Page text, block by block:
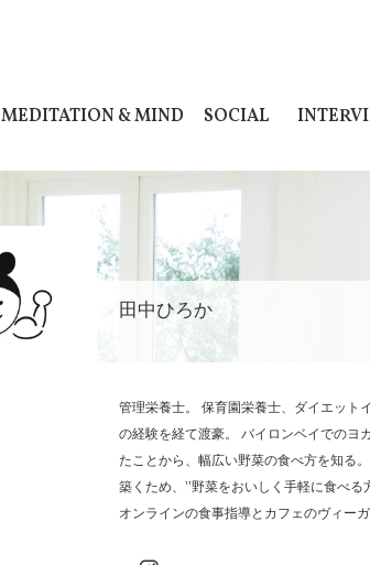
MEDITATION & MIND SOCIAL
田中ひろか
管理栄養士。 保育園栄養士、ダイエット
の経験を経て渡豪。 バイロンベイでのヨ
たことから、幅広い野菜の食べ方を知る
築くため、’’野菜をおいしく手軽に食べる
オンラインの食事指導とカフェのヴィー